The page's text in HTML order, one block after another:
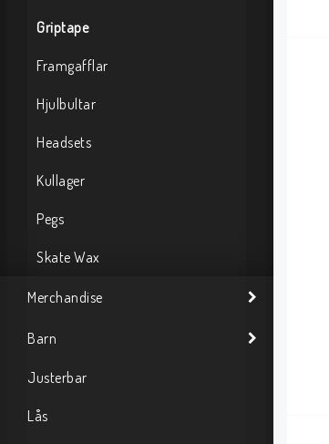
Griptape
Framgafflar
Hjulbultar
Headsets
Kullager
Pegs
Skate Wax
Merchandise
Barn
Justerbar
Lås